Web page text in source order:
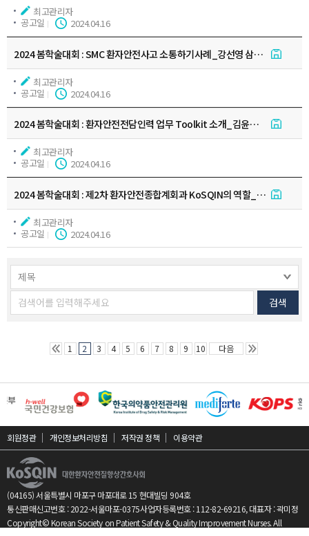
최고관리자
공고일
2024.04.16
2024 봄학술대회 : SMC 환자안전사고 소통하기사례_강선영 삼성서울병원
최고관리자
공고일
2024.04.16
2024 봄학술대회 : 환자안전전담인력 업무 Toolkit 소개_김윤숙 제1부회장
최고관리자
공고일
2024.04.16
2024 봄학술대회 : 제2차 환자안전종합계회과 KoSQIN의 역할_곽미정 회장
최고관리자
공고일
2024.04.16
검색
이전페이지
1 2 3 4 5 6 7 8 9 10 다음 다음페이지
회원정관 개인정보처리방침 저작권 정책 이용약관
(04165) 서울특별시 마포구 마포대로 15 현대빌딩 904호
통신판매신고번호 : 2022-서울마포-0375사업자등록번호 : 112-82-69216, 대표자 : 곽미정
Copyright© Korean Society on Patient Safety & Quality Improvement Nurses. All